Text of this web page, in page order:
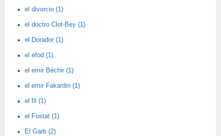
el divorcio (1)
el doctro Clot-Bey (1)
el Dorador (1)
el efod (1)
el emir Béchir (1)
el emir Fakardin (1)
el fil (1)
el Fostat (1)
El Garb (2)